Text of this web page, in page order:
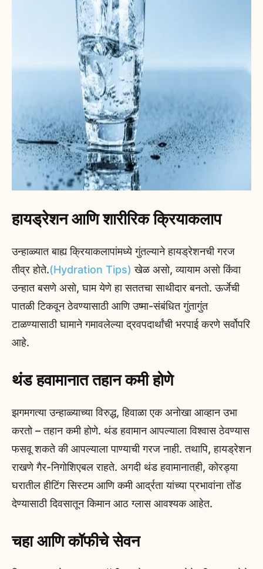
हायड्रेशन आणि शारीरिक क्रियाकलाप
उन्हाळ्यात बाह्य क्रियाकलापांमध्ये गुंतल्याने हायड्रेशनची गरज
तीव्र होते.(Hydration Tips)खेळ असो, व्यायाम असो किंवा
उन्हात बसणे असो, घाम येणे हा सततचा साथीदार बनतो. ऊर्जेची
पातळी टिकवून ठेवण्यासाठी आणि उष्मा-संबंधित गुंतागुंत
टाळण्यासाठी घामाने गमावलेल्या द्रवपदार्थांची भरपाई करणे सर्वोपरि
आहे.
थंड हवामानात तहान कमी होणे
झगमगत्या उन्हाळ्याच्या विरुद्ध, हिवाळा एक अनोखा आव्हान उभा
करतो – तहान कमी होणे. थंड हवामान आपल्याला विश्वास ठेवण्यास
फसवू शकते की आपल्याला पाण्याची गरज नाही. तथापि, हायड्रेशन
राखणे गैर-निगोशिएबल राहते. अगदी थंड हवामानातही, कोरड्या
घरातील हीटिंग सिस्टम आणि कमी आर्द्रता यांच्या प्रभावांना तोंड
देण्यासाठी दिवसातून किमान आठ ग्लास आवश्यक आहेत.
चहा आणि कॉफीचे सेवन